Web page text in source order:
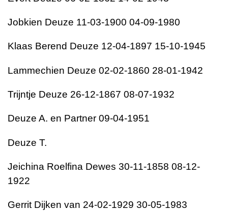
Jobkien Deuze 11-03-1900 04-09-1980
Klaas Berend Deuze 12-04-1897 15-10-1945
Lammechien Deuze 02-02-1860 28-01-1942
Trijntje Deuze 26-12-1867 08-07-1932
Deuze A. en Partner 09-04-1951
Deuze T.
Jeichina Roelfina Dewes 30-11-1858 08-12-
1922
Gerrit Dijken van 24-02-1929 30-05-1983